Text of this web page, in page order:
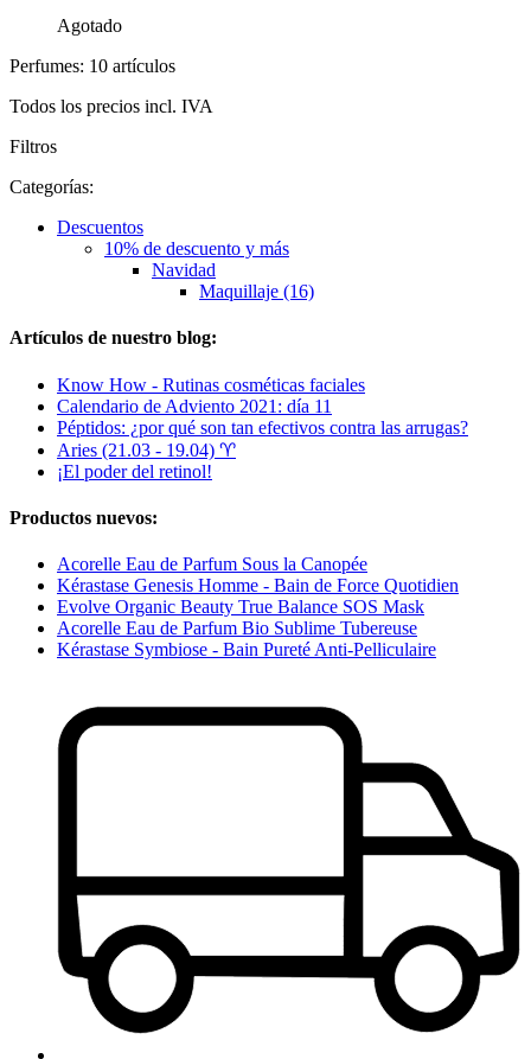
Agotado
Perfumes: 10 artículos
Todos los precios incl. IVA
Filtros
Categorías:
Descuentos
10% de descuento y más
Navidad
Maquillaje (16)
Artículos de nuestro blog:
Know How - Rutinas cosméticas faciales
Calendario de Adviento 2021: día 11
Péptidos: ¿por qué son tan efectivos contra las arrugas?
Aries (21.03 - 19.04) ♈︎
¡El poder del retinol!
Productos nuevos:
Acorelle Eau de Parfum Sous la Canopée
Kérastase Genesis Homme - Bain de Force Quotidien
Evolve Organic Beauty True Balance SOS Mask
Acorelle Eau de Parfum Bio Sublime Tubereuse
Kérastase Symbiose - Bain Pureté Anti-Pelliculaire